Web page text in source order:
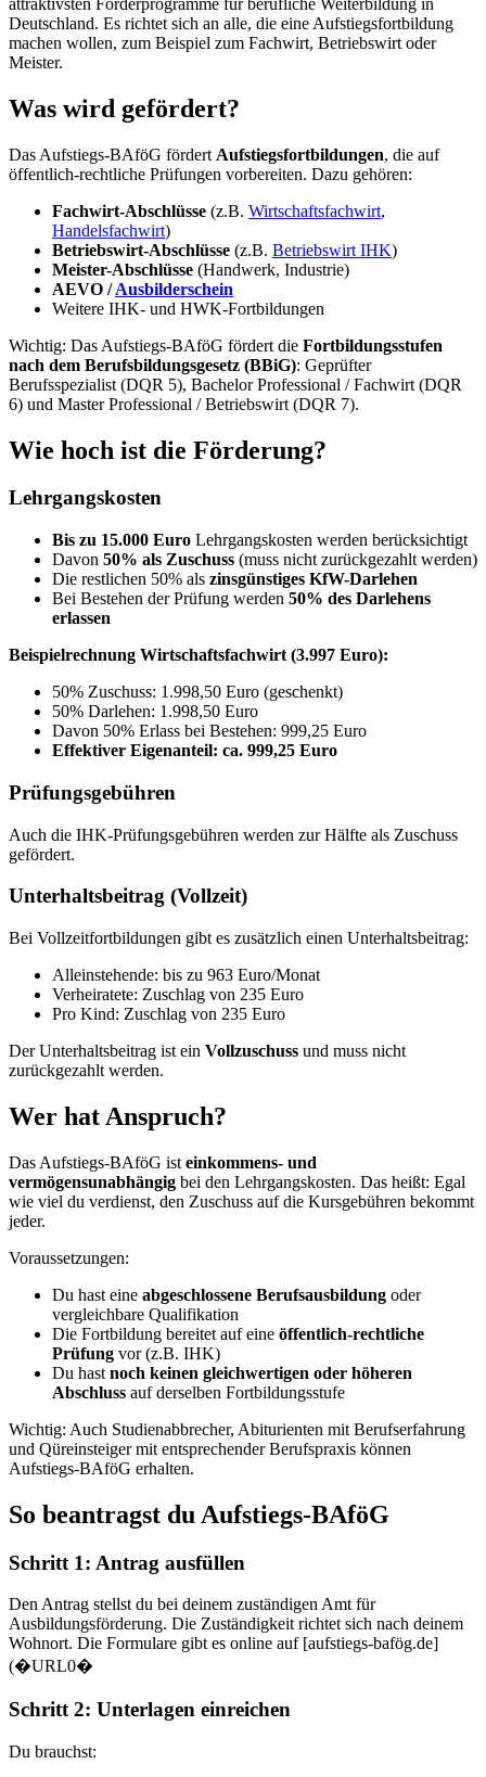
Deutschland. Es richtet sich an alle, die eine Aufstiegsfortbildung
machen wollen, zum Beispiel zum Fachwirt, Betriebswirt oder
Meister.
Was wird gefördert?
Das Aufstiegs-BAföG fördert Aufstiegsfortbildungen, die auf
öffentlich-rechtliche Prüfungen vorbereiten. Dazu gehören:
Fachwirt-Abschlüsse (z.B. Wirtschaftsfachwirt,
Handelsfachwirt)
Betriebswirt-Abschlüsse (z.B. Betriebswirt IHK)
Meister-Abschlüsse (Handwerk, Industrie)
AEVO /Ausbilderschein
Weitere IHK- und HWK-Fortbildungen
Wichtig: Das Aufstiegs-BAföG fördert die Fortbildungsstufen
nach dem Berufsbildungsgesetz (BBiG): Geprüfter
Berufsspezialist (DQR 5), Bachelor Professional / Fachwirt (DQR
6) und Master Professional / Betriebswirt (DQR 7).
Wie hoch ist die Förderung?
Lehrgangskosten
Bis zu 15.000 Euro Lehrgangskosten werden berücksichtigt
Davon 50% als Zuschuss (muss nicht zurückgezahlt werden)
Die restlichen 50% als zinsgünstiges KfW-Darlehen
Bei Bestehen der Prüfung werden 50% des Darlehens
erlassen
Beispielrechnung Wirtschaftsfachwirt (3.997 Euro):
50% Zuschuss: 1.998,50 Euro (geschenkt)
50% Darlehen: 1.998,50 Euro
Davon 50% Erlass bei Bestehen: 999,25 Euro
Effektiver Eigenanteil: ca. 999,25 Euro
Prüfungsgebühren
Auch die IHK-Prüfungsgebühren werden zur Hälfte als Zuschuss
gefördert.
Unterhaltsbeitrag (Vollzeit)
Bei Vollzeitfortbildungen gibt es zusätzlich einen Unterhaltsbeitrag:
Alleinstehende: bis zu 963 Euro/Monat
Verheiratete: Zuschlag von 235 Euro
Pro Kind: Zuschlag von 235 Euro
Der Unterhaltsbeitrag ist ein Vollzuschuss und muss nicht
zurückgezahlt werden.
Wer hat Anspruch?
Das Aufstiegs-BAföG ist einkommens- und
vermögensunabhängig bei den Lehrgangskosten. Das heißt: Egal
wie viel du verdienst, den Zuschuss auf die Kursgebühren bekommt
jeder.
Voraussetzungen:
Du hast eine abgeschlossene Berufsausbildung oder
vergleichbare Qualifikation
Die Fortbildung bereitet auf eine öffentlich-rechtliche
Prüfung vor (z.B. IHK)
Du hast noch keinen gleichwertigen oder höheren
Abschluss auf derselben Fortbildungsstufe
Wichtig: Auch Studienabbrecher, Abiturienten mit Berufserfahrung
und Qüreinsteiger mit entsprechender Berufspraxis können
Aufstiegs-BAföG erhalten.
So beantragst du Aufstiegs-BAföG
Schritt 1: Antrag ausfüllen
Den Antrag stellst du bei deinem zuständigen Amt für
Ausbildungsförderung. Die Zuständigkeit richtet sich nach deinem
Wohnort. Die Formulare gibt es online auf [aufstiegs-bafög.de]
(�URL0�
Schritt 2: Unterlagen einreichen
Du brauchst: